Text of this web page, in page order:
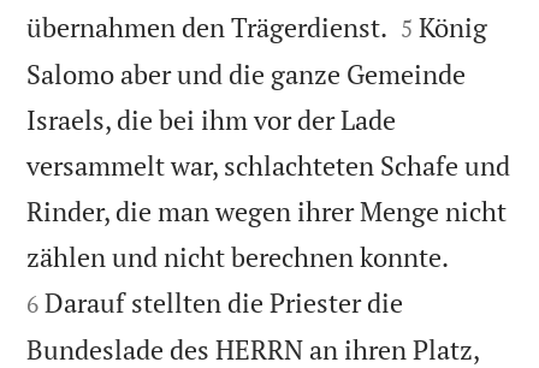
übernahmen den Trägerdienst. 

5 König
Salomo aber und die ganze Gemeinde
Israels, die bei ihm vor der Lade
versammelt war, schlachteten Schafe und
Rinder, die man wegen ihrer Menge nicht
zählen und nicht berechnen konnte.
6 Darauf stellten die Priester die
Bundeslade des HERRN an ihren Platz,